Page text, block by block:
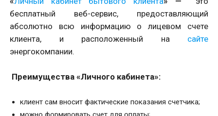
бесплатный веб-сервис, предоставляющий
абсолютно всю информацию о лицевом счете
клиента, и расположенный на сайте
энергокомпании.
Преимущества «Личного кабинета»:
клиент сам вносит фактические показания счетчика;